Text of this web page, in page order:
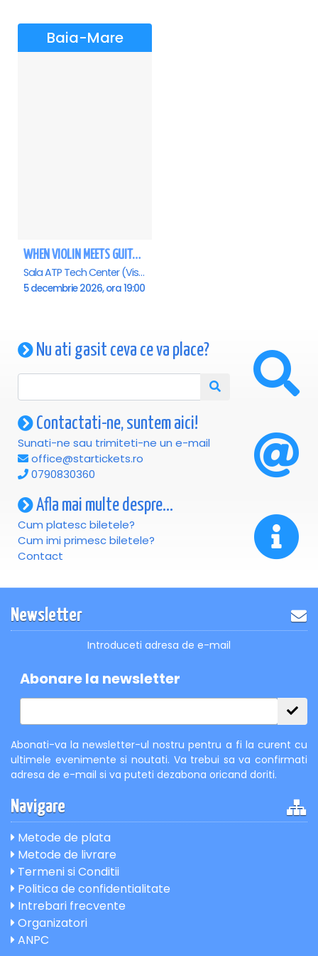
Baia-Mare
WHEN VIOLIN MEETS GUITAR – MetaVivaldi - Baia Mare
Sala ATP Tech Center (Vis a vis de Auchan), Baia-Mare
5 decembrie 2026, ora 19:00
Nu ati gasit ceva ce va place?
Contactati-ne, suntem aici!
Sunati-ne sau trimiteti-ne un e-mail
office@startickets.ro
0790830360
Afla mai multe despre...
Cum platesc biletele?
Cum imi primesc biletele?
Contact
Newsletter
Introduceti adresa de e-mail
Abonare la newsletter
Abonati-va la newsletter-ul nostru pentru a fi la curent cu
ultimele evenimente si noutati. Va trebui sa va confirmati
adresa de e-mail si va puteti dezabona oricand doriti.
Navigare
Metode de plata
Metode de livrare
Termeni si Conditii
Politica de confidentialitate
Intrebari frecvente
Organizatori
ANPC